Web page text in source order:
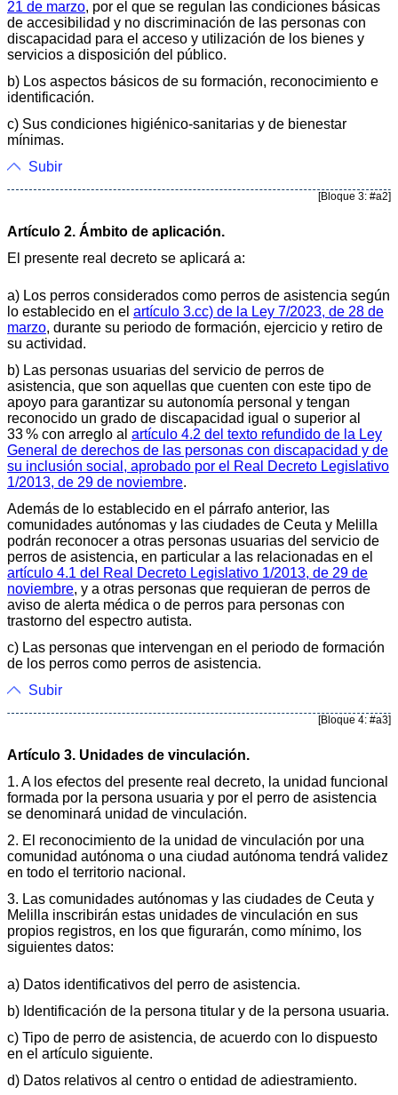
21 de marzo, por el que se regulan las condiciones básicas
de accesibilidad y no discriminación de las personas con
discapacidad para el acceso y utilización de los bienes y
servicios a disposición del público.
b) Los aspectos básicos de su formación, reconocimiento e
identificación.
c) Sus condiciones higiénico-sanitarias y de bienestar
mínimas.
Subir
[Bloque 3: #a2]
Artículo 2. Ámbito de aplicación.
El presente real decreto se aplicará a:
a) Los perros considerados como perros de asistencia según
lo establecido en el artículo 3.cc) de la Ley 7/2023, de 28 de
marzo, durante su periodo de formación, ejercicio y retiro de
su actividad.
b) Las personas usuarias del servicio de perros de
asistencia, que son aquellas que cuenten con este tipo de
apoyo para garantizar su autonomía personal y tengan
reconocido un grado de discapacidad igual o superior al
33 % con arreglo al artículo 4.2 del texto refundido de la Ley
General de derechos de las personas con discapacidad y de
su inclusión social, aprobado por el Real Decreto Legislativo
1/2013, de 29 de noviembre.
Además de lo establecido en el párrafo anterior, las
comunidades autónomas y las ciudades de Ceuta y Melilla
podrán reconocer a otras personas usuarias del servicio de
perros de asistencia, en particular a las relacionadas en el
artículo 4.1 del Real Decreto Legislativo 1/2013, de 29 de
noviembre, y a otras personas que requieran de perros de
aviso de alerta médica o de perros para personas con
trastorno del espectro autista.
c) Las personas que intervengan en el periodo de formación
de los perros como perros de asistencia.
Subir
[Bloque 4: #a3]
Artículo 3. Unidades de vinculación.
1. A los efectos del presente real decreto, la unidad funcional
formada por la persona usuaria y por el perro de asistencia
se denominará unidad de vinculación.
2. El reconocimiento de la unidad de vinculación por una
comunidad autónoma o una ciudad autónoma tendrá validez
en todo el territorio nacional.
3. Las comunidades autónomas y las ciudades de Ceuta y
Melilla inscribirán estas unidades de vinculación en sus
propios registros, en los que figurarán, como mínimo, los
siguientes datos:
a) Datos identificativos del perro de asistencia.
b) Identificación de la persona titular y de la persona usuaria.
c) Tipo de perro de asistencia, de acuerdo con lo dispuesto
en el artículo siguiente.
d) Datos relativos al centro o entidad de adiestramiento.